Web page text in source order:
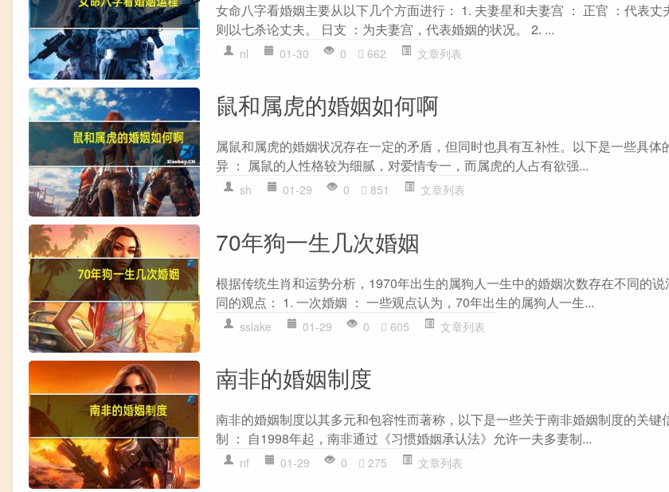
女命八字看婚姻主要从以下几个方面进行： 1. 夫妻星和夫妻宫 ： 正官 ：代表丈
则以七杀论丈夫。 日支 ：为夫妻宫，代表婚姻的状况。 2. ...
nl 01-30 0 662 文章列表
鼠和属虎的婚姻如何啊
属鼠和属虎的婚姻状况存在一定的矛盾，但同时也具有互补性。以下是一些具体
异 ： 属鼠的人性格较为细腻，对爱情专一，而属虎的人占有欲强...
sh 01-29 0 851 文章列表
70年狗一生几次婚姻
根据传统生肖和运势分析，1970年出生的属狗人一生中的婚姻次数存在不同的
同的观点： 1. 一次婚姻 ： 一些观点认为，70年出生的属狗人一生...
sslake 01-29 0 605 文章列表
南非的婚姻制度
南非的婚姻制度以其多元和包容性而著称，以下是一些关于南非婚姻制度的关键
制 ： 自1998年起，南非通过《习惯婚姻承认法》允许一夫多妻制...
nf 01-29 0 275 文章列表